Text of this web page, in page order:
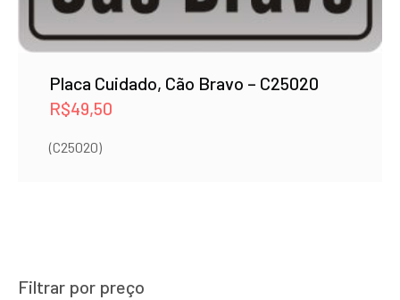
Placa Cuidado, Cão Bravo – C25020
R$49,50
(C25020)
Filtrar por preço